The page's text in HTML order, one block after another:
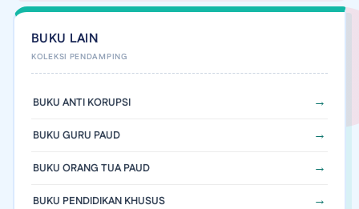
BUKU LAIN
BUKU ANTI KORUPSI
BUKU GURU PAUD
BUKU ORANG TUA PAUD
BUKU PENDIDIKAN KHUSUS